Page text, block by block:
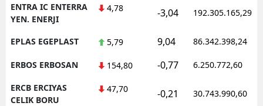
ENTRA IC ENTERRA
YEN. ENERJI
4,78 -3,04 192.305.165,29
EPLAS EGEPLAST 5,79 9,04 86.342.398,24
ERBOS ERBOSAN 154,80 -0,77 6.250.772,60
ERCB ERCIYAS
CELIK BORU
47,70 -0,21 30.743.990,60